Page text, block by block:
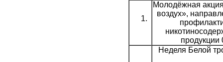
Молодёжная
воздух»,
продукции
Неделя Белой